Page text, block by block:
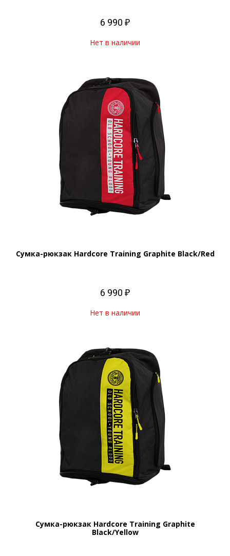
6 990 ₽
Нет в наличии
Сумка-рюкзак Hardcore Training Graphite Black/Red
6 990 ₽
Нет в наличии
Сумка-рюкзак Hardcore Training Graphite
Black/Yellow